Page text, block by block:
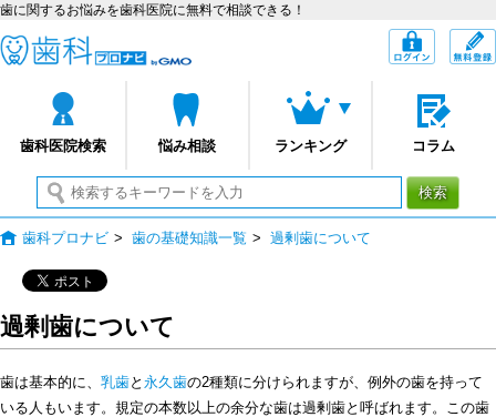
歯に関するお悩みを歯科医院に無料で相談できる！
歯科医院検索 悩み相談 ランキング コラム
ログイン
検索
歯科プロナビ > 歯の基礎知識一覧 > 過剰歯について
過剰歯について
歯は基本的に、 乳歯と 永久歯の2種類に分けられますが、例外の歯を持って
いる人もいます。規定の本数以上の余分な歯は過剰歯と呼ばれます。この歯